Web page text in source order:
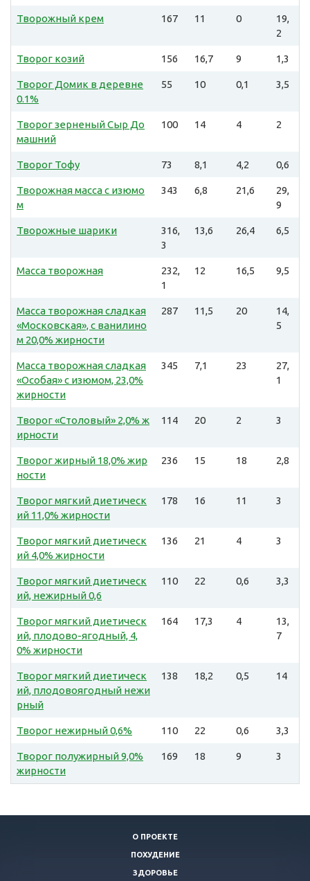
Творожный крем 167 11 0
19,
2
Творог козий 156 16,7 9 1,3
Творог Домик в деревне
0.1%
55 10 0,1 3,5
Творог зерненый Сыр До
машний
100 14 4 2
Творог Тофу 73 8,1 4,2 0,6
Творожная масса с изюмо
м
343 6,8 21,6
29,
9
Творожные шарики
316,
3
13,6 26,4 6,5
Масса творожная
232,
1
12 16,5 9,5
Масса творожная сладкая
«Московская», с ванилино
м 20,0% жирности
287 11,5 20
14,
5
Масса творожная сладкая
«Особая» с изюмом, 23,0%
жирности
345 7,1 23
27,
1
Творог «Столовый» 2,0% ж
ирности
114 20 2 3
Творог жирный 18,0% жир
ности
236 15 18 2,8
Творог мягкий диетическ
ий 11,0% жирности
178 16 11 3
Творог мягкий диетическ
ий 4,0% жирности
136 21 4 3
Творог мягкий диетическ
ий, нежирный 0,6
110 22 0,6 3,3
Творог мягкий диетическ
ий, плодово-ягодный, 4,
0% жирности
164 17,3 4
13,
7
Творог мягкий диетическ
ий, плодовоягодный нежи
рный
138 18,2 0,5 14
Творог нежирный 0,6% 110 22 0,6 3,3
Творог полужирный 9,0%
жирности
169 18 9 3
О ПРОЕКТЕ
ПОХУДЕНИЕ
ЗДОРОВЬЕ